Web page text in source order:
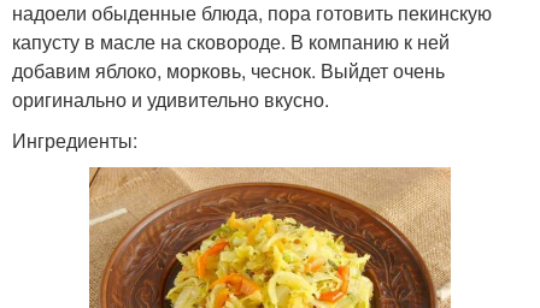
надоели обыденные блюда, пора готовить пекинскую
капусту в масле на сковороде. В компанию к ней
добавим яблоко, морковь, чеснок. Выйдет очень
оригинально и удивительно вкусно.
Ингредиенты: